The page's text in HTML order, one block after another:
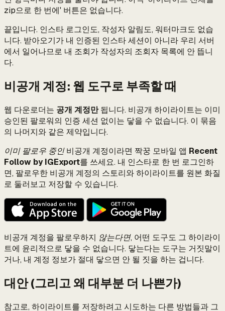
zip으로 한 번에' 버튼은 없습니다.
끝입니다. 인스타 로그인도, 작성자 알림도, 워터마크도 없습
니다. 받아오기가 내 인증된 인스타 세션이 아니라 우리 서버
에서 일어나므로 내 조회가 작성자의 조회자 목록에 안 뜹니
다.
비공개 계정: 웹 도구로 부족할 때
웹 다운로더는 공개 계정만됩니다. 비공개 하이라이트는 이미
승인된 팔로워의 인증 세션 없이는 닿을 수 없습니다. 이 묶음
의 나머지와 같은 제약입니다.
이미 팔로우 중인비공개 계정이라면 짝꿍 모바일 앱 Recent
Follow by IGExport를 쓰세요. 내 인스타로 한 번 로그인하
면, 팔로우한 비공개 계정의 스토리와 하이라이트를 원본 화질
로 둘러보고 저장할 수 있습니다.
비공개 계정을 팔로우하지 않는다면, 어떤 도구도 그 하이라이
트에 윤리적으로 닿을 수 없습니다. 닿는다는 도구는 거짓말이
거나, 내 계정 정보가 절대 닿으면 안 될 짓을 하는 겁니다.
대안 (그리고 왜 대부분 더 나쁜가)
참고로, 하이라이트를 저장하려고 시도하는 다른 방법들과 그